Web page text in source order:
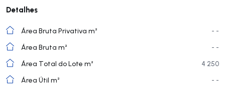
Detalhes
Área Bruta Privativa m²
- -
Área Bruta m²
- -
Área Total do Lote m²
4 250
Área Útil m²
- -